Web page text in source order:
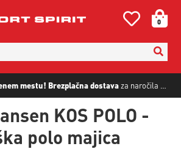
mestu! Brezplačna dostavaza naročila nad
0
KOS POLO -
polo majica